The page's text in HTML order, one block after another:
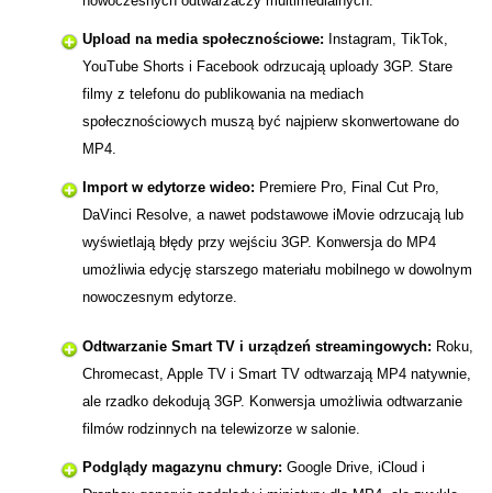
Upload na media społecznościowe: Instagram, TikTok,
YouTube Shorts i Facebook odrzucają uploady 3GP. Stare
filmy z telefonu do publikowania na mediach
społecznościowych muszą być najpierw skonwertowane do
MP4.
Import w edytorze wideo: Premiere Pro, Final Cut Pro,
DaVinci Resolve, a nawet podstawowe iMovie odrzucają lub
wyświetlają błędy przy wejściu 3GP. Konwersja do MP4
umożliwia edycję starszego materiału mobilnego w dowolnym
nowoczesnym edytorze.
Odtwarzanie Smart TV i urządzeń streamingowych: Roku,
Chromecast, Apple TV i Smart TV odtwarzają MP4 natywnie,
ale rzadko dekodują 3GP. Konwersja umożliwia odtwarzanie
filmów rodzinnych na telewizorze w salonie.
Podglądy magazynu chmury: Google Drive, iCloud i